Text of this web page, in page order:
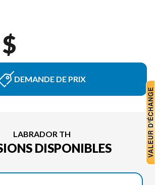
DEMANDE DE PRIX
LABRADOR TH
DISPONIBLES